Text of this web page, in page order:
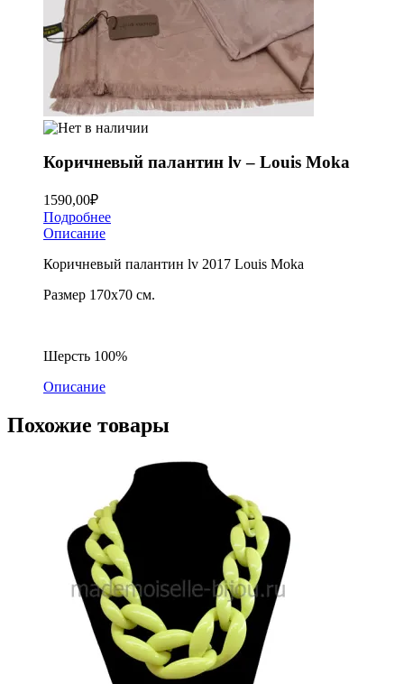
Коричневый палантин lv – Louis Moka
1590,00₽
Подробнее
Описание
Коричневый палантин lv 2017 Louis Moka
Размер 170х70 см.
Шерсть 100%
Описание
Похожие товары